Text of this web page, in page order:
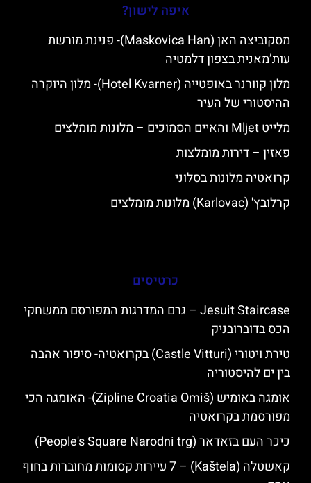
איפה לישון?
מסקוביצה האן (Maskovica Han)- פנינת מורשת
עות’מאנית בצפון דלמטיה
מלון קוורנר באופטייה (Hotel Kvarner)- מלון היוקרה
ההיסטורי של העיר
מלייט Mljet והאיים הסמוכים – מלונות מומלצים
פאזין – דירות מומלצות
קרואטיה מלונות בסלוני
קרלובץ' (Karlovac) מלונות מומלצים
כרטיסים
Jesuit Staircase – גרם המדרגות המפורסם ממשחקי
הכס בדוברובניק
טירת ויטורי (Castle Vitturi) בקרואטיה- סיפור אהבה
בין ים להיסטוריה
אומגה באומיש (Zipline Croatia Omiš)- האומגה הכי
מפורסמת בקרואטיה
כיכר העם בזאדאר (People's Square Narodni trg)
קאשטלה (Kaštela) – 7 עיירות קסומות מחוברות בחוף